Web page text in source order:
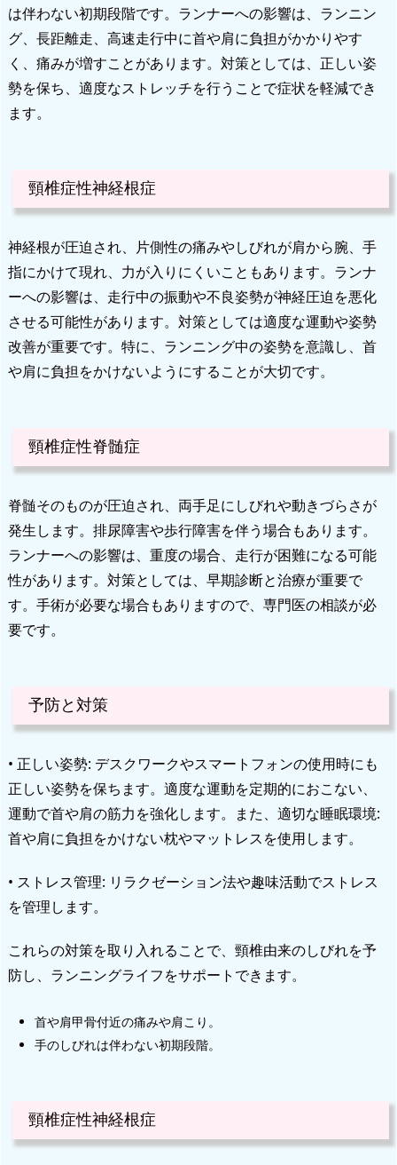
は伴わない初期段階です。ランナーへの影響は、ランニン
グ、長距離走、高速走行中に首や肩に負担がかかりやす
く、痛みが増すことがあります。対策としては、正しい姿
勢を保ち、適度なストレッチを行うことで症状を軽減でき
ます。
頸椎症性神経根症
神経根が圧迫され、片側性の痛みやしびれが肩から腕、手
指にかけて現れ、力が入りにくいこともあります。ランナ
ーへの影響は、走行中の振動や不良姿勢が神経圧迫を悪化
させる可能性があります。対策としては適度な運動や姿勢
改善が重要です。特に、ランニング中の姿勢を意識し、首
や肩に負担をかけないようにすることが大切です。
頸椎症性脊髄症
脊髄そのものが圧迫され、両手足にしびれや動きづらさが
発生します。排尿障害や歩行障害を伴う場合もあります。
ランナーへの影響は、重度の場合、走行が困難になる可能
性があります。対策としては、早期診断と治療が重要で
す。手術が必要な場合もありますので、専門医の相談が必
要です。
予防と対策
• 正しい姿勢: デスクワークやスマートフォンの使用時にも
正しい姿勢を保ちます。適度な運動を定期的におこない、
運動で首や肩の筋力を強化します。また、適切な睡眠環境:
首や肩に負担をかけない枕やマットレスを使用します。
• ストレス管理: リラクゼーション法や趣味活動でストレス
を管理します。
これらの対策を取り入れることで、頸椎由来のしびれを予
防し、ランニングライフをサポートできます。
首や肩甲骨付近の痛みや肩こり。
手のしびれは伴わない初期段階。
頸椎症性神経根症